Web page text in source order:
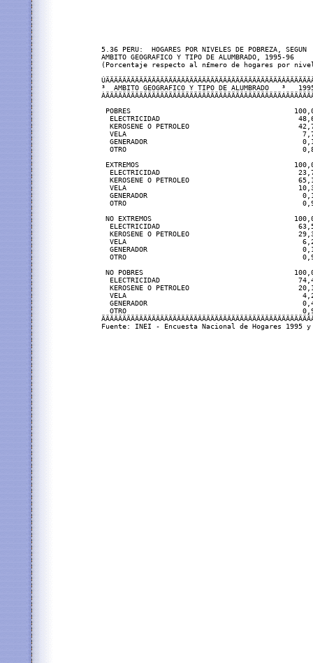
5.36 PERU:  HOGARES POR NIVELES DE POBREZA, SEGUN
AMBITO GEOGRAFICO Y TIPO DE ALUMBRADO, 1995-96
(Porcentaje respecto al n£mero de hogares por
³  AMBITO GEOGRAFICO Y TIPO DE ALUMBRADO   ³
POBRES
ELECTRICIDAD
KEROSENE O PETROLEO
VELA
GENERADOR
OTRO
EXTREMOS
ELECTRICIDAD
KEROSENE O PETROLEO
VELA
GENERADOR
OTRO
NO EXTREMOS
ELECTRICIDAD
KEROSENE O PETROLEO
VELA
GENERADOR
OTRO
NO POBRES
ELECTRICIDAD
KEROSENE O PETROLEO
VELA
GENERADOR
OTRO
Fuente: INEI - Encuesta Nacional de Hogares 1995 y